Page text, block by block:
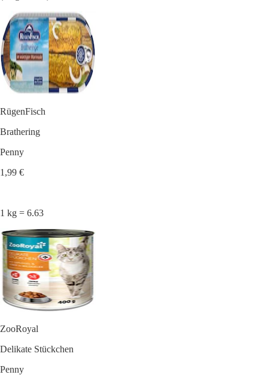
RügenFisch
Brathering
Penny
1,99 €
1 kg = 6.63
ZooRoyal
Delikate Stückchen
Penny